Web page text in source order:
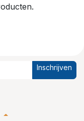
Inschrijven